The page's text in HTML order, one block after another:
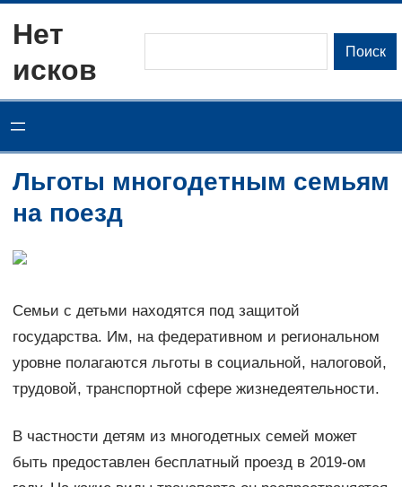
содержимому
Нет
исков
Поиск
Льготы многодетным семьям
на поезд
Семьи с детьми находятся под защитой
государства. Им, на федеративном и региональном
уровне полагаются льготы в социальной, налоговой,
трудовой, транспортной сфере жизнедеятельности.
В частности детям из многодетных семей может
быть предоставлен бесплатный проезд в 2019-ом